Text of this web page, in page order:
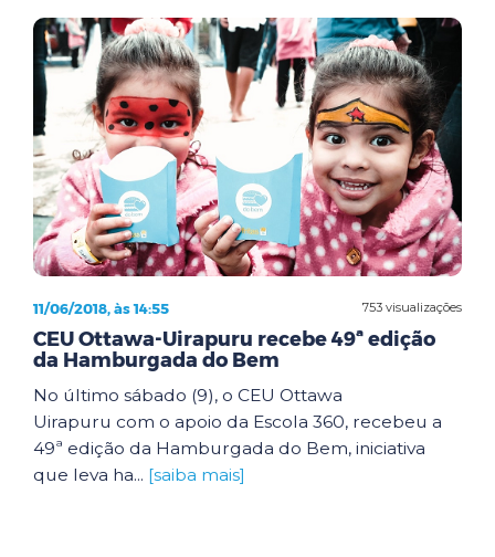
753 visualizações
11/06/2018, às 14:55
CEU Ottawa-Uirapuru recebe 49ª edição
da Hamburgada do Bem
No último sábado (9), o CEU Ottawa
Uirapuru com o apoio da Escola 360, recebeu a
49ª edição da Hamburgada do Bem, iniciativa
que leva ha... [saiba mais]